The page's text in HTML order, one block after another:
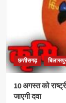
छत्तीसगढ़
10 अगस्त को
जाएगी दवा